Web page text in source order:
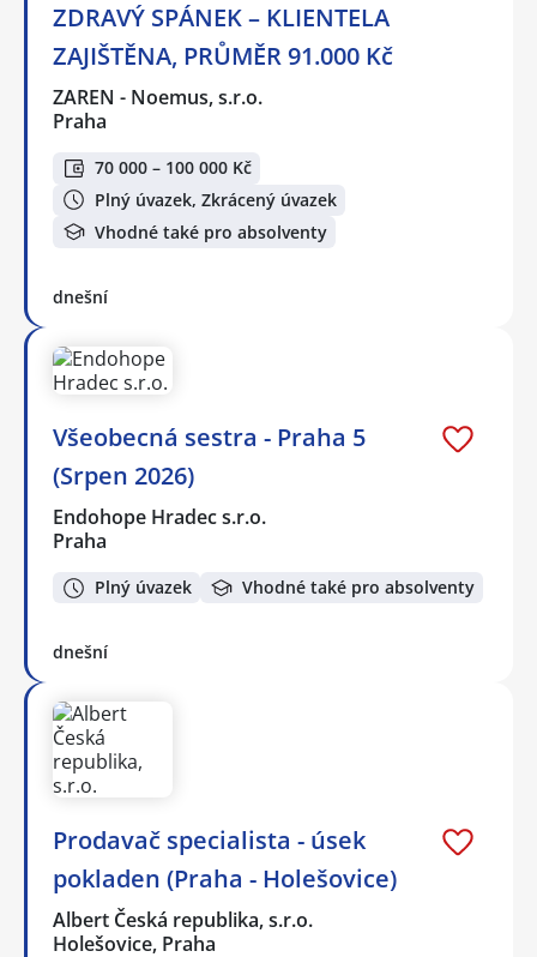
ZDRAVÝ SPÁNEK – KLIENTELA
ZAJIŠTĚNA, PRŮMĚR 91.000 Kč
ZAREN - Noemus, s.r.o.
Praha
70 000 – 100 000 Kč
Plný úvazek, Zkrácený úvazek
Vhodné také pro absolventy
dnešní
Všeobecná sestra - Praha 5
(Srpen 2026)
Endohope Hradec s.r.o.
Praha
Plný úvazek Vhodné také pro absolventy
dnešní
Prodavač specialista - úsek
pokladen (Praha - Holešovice)
Albert Česká republika, s.r.o.
Holešovice, Praha